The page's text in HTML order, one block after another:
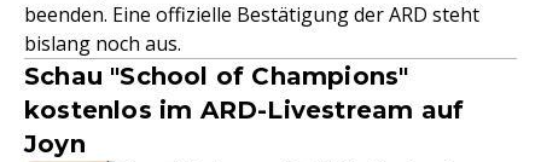
beenden. Eine offizielle Bestätigung der ARD steht
bislang noch aus.
Schau "School of Champions"
kostenlos im ARD-Livestream auf
Joyn